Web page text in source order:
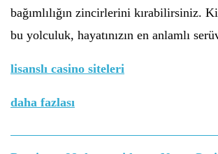
bağımlılığın zincirlerini kırabilirsiniz.
bu yolculuk, hayatınızın en anlamlı
lisanslı casino siteleri
daha fazlası